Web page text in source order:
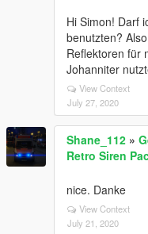
Hi Simon! Darf
benutzten?
Reflektoren für
Johanniter
View Context
July 27, 2020
Shane_112 »
Retro Siren
nice. Danke
View Context
July 21, 2020